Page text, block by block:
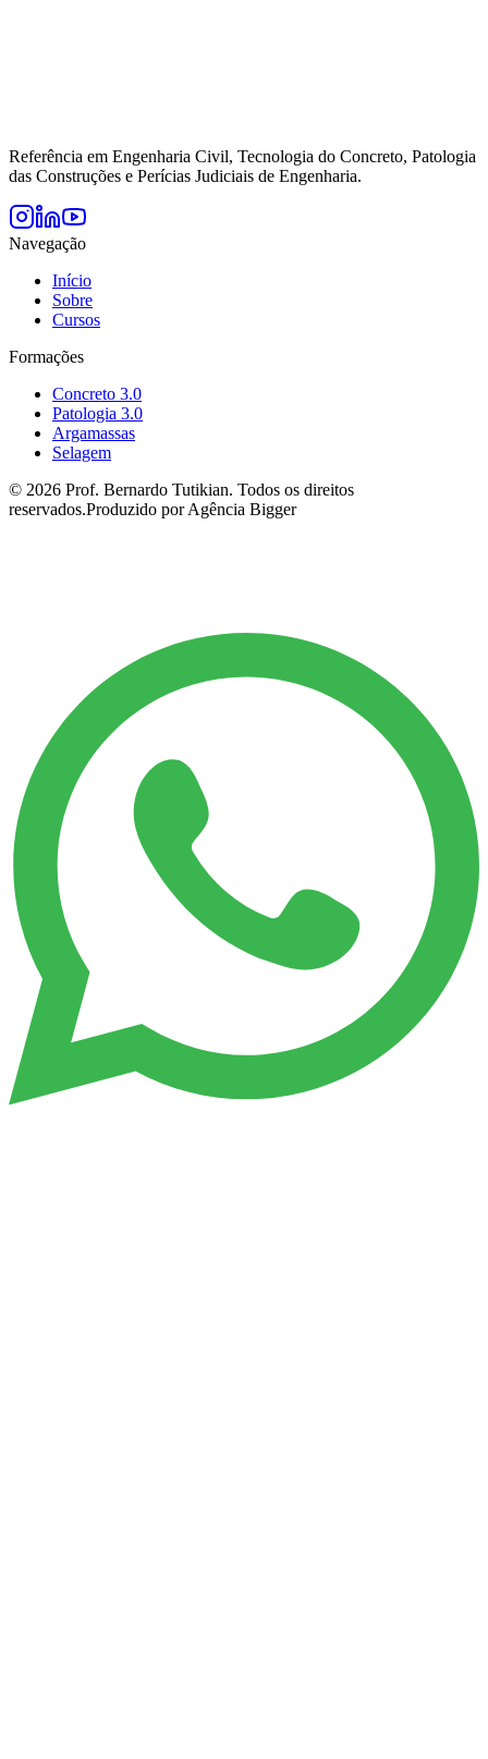
Referência em Engenharia Civil, Tecnologia do Concreto, Patologia
das Construções e Perícias Judiciais de Engenharia.
Navegação
Início
Sobre
Cursos
Formações
Concreto 3.0
Patologia 3.0
Argamassas
Selagem
© 2026 Prof. Bernardo Tutikian. Todos os direitos
reservados.Produzido por Agência Bigger